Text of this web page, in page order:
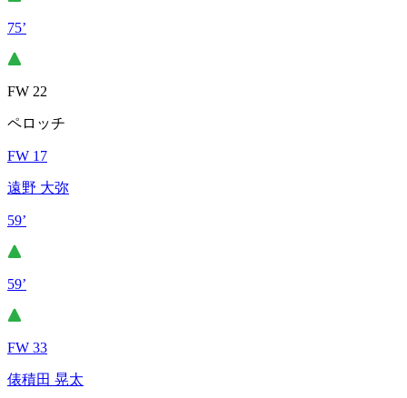
75’
FW 22
ペロッチ
FW 17
遠野 大弥
59’
59’
FW 33
俵積田 晃太